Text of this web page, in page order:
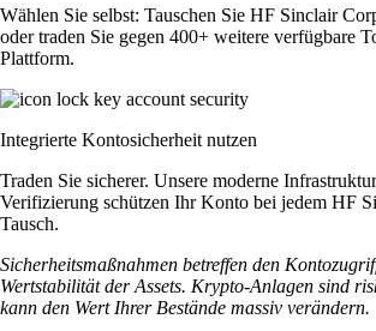
Wählen Sie selbst: Tauschen Sie HF Sinclair
oder traden Sie gegen 400+ weitere verfügbare
Plattform.
Integrierte Kontosicherheit nutzen
Traden Sie sicherer. Unsere moderne
Verifizierung schützen Ihr Konto bei jedem HF
Tausch.
Sicherheitsmaßnahmen betreffen den
Wertstabilität der Assets. Krypto-Anlagen sind
kann den Wert Ihrer Bestände massiv verändern.